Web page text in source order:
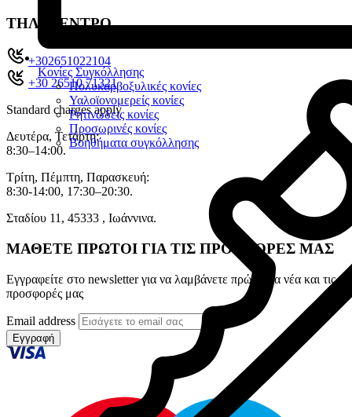
Κονίες Συγκόλλησης
Πολυκαρβοξυλικές κονίες
Υαλοϊονομερείς κονίες
Ρητινώδεις κονίες
Προσωρινές κονίες
Βοηθήματα συγκόλλησης
ΤΗΛ. ΚΕΝΤΡΟ
+302651022104
+30 26510 71321
Standard charges apply
Δευτέρα, Τετάρτη:
8:30–14:00.
Τρίτη, Πέμπτη, Παρασκευή:
8:30-14:00, 17:30–20:30.
Σταδίου 11, 45333 , Ιωάννινα.
ΜΑΘΕΤΕ ΠΡΩΤΟΙ ΓΙΑ ΤΙΣ ΠΡΟΣΦΟΡΕΣ ΜΑΣ
Εγγραφείτε στο newsletter για να λαμβάνετε πρώτοι τα νέα και τις
προσφορές μας
Email address
Εγγραφή